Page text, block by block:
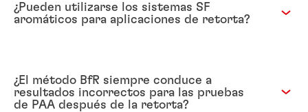
¿Pueden utilizarse los sistemas SF
aromáticos para aplicaciones de retorta?
¿El método BfR siempre conduce a
resultados incorrectos para las pruebas
de PAA después de la retorta?